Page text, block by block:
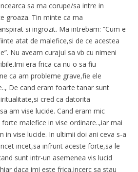
sa ma corupe/sa intre in
groaza. Tin minte ca ma
si ingrozit. Ma intrebam: “Cum e
atat de malefice,si de ce acestea
Nu aveam curajul sa vb cu nimeni
era frica ca nu o sa fiu
ca am probleme grave,fie ele
De cand eram foarte tanar sunt
cred ca datorita
am vise lucide. Cand eram mic
malefice in vise ordinare..,iar mai
in vise lucide. In ultimii doi ani ceva s-a
incet,sa infrunt aceste forte,sa le
sunt intr-un asemenea vis lucid
daca imi este frica,incerc sa stau